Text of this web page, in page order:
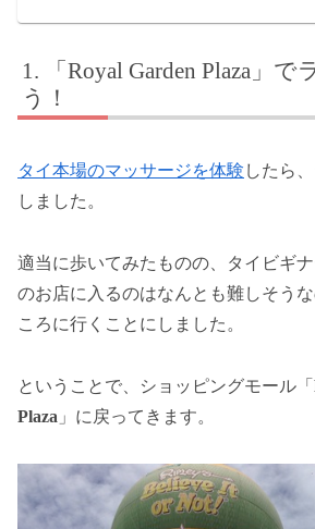
「Royal Garden Plaza」
う！
タイ本場のマッサージを体験 したら
しました。
適当に歩いてみたものの、タイビギ
のお店に入るのはなんとも難しそう
ころに行くことにしました。
ということで、ショッピングモール「
Plaza 」に戻ってきます。